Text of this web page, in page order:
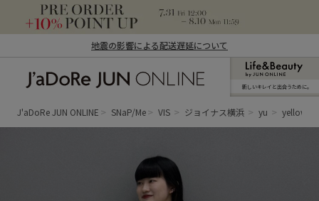
地震の影響による配送遅延について
ン オンライン）
新しいキレイと出合うために。
J'aDoRe JUN ONLINE SNaP/Me VIS ジョイナス横浜 yu yellow